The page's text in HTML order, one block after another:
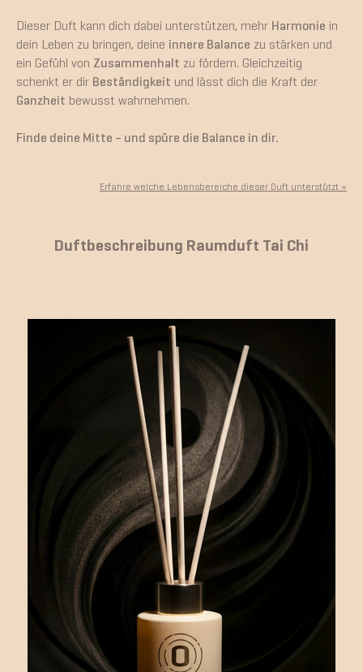
Dieser Duft kann dich dabei unterstützen, mehr Harmonie in
dein Leben zu bringen, deine innere Balance zu stärken und
ein Gefühl von Zusammenhalt zu fördern. Gleichzeitig
schenkt er dir Beständigkeit und lässt dich die Kraft der
Ganzheit bewusst wahrnehmen.
Finde deine Mitte – und spüre die Balance in dir.
Erfahre welche Lebensbereiche dieser Duft unterstützt »
Duftbeschreibung Raumduft Tai Chi